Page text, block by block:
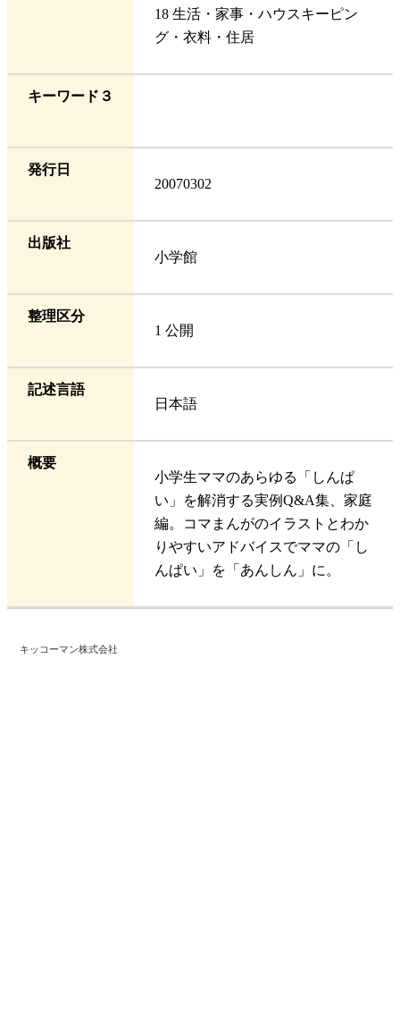
18 生活・家事・ハウスキーピン
グ・衣料・住居
キーワード３
発行日
20070302
出版社
小学館
整理区分
1 公開
記述言語
日本語
概要
小学生ママのあらゆる「しんぱ
い」を解消する実例Q&A集、家庭
編。コマまんがのイラストとわか
りやすいアドバイスでママの「し
んぱい」を「あんしん」に。
キッコーマン株式会社